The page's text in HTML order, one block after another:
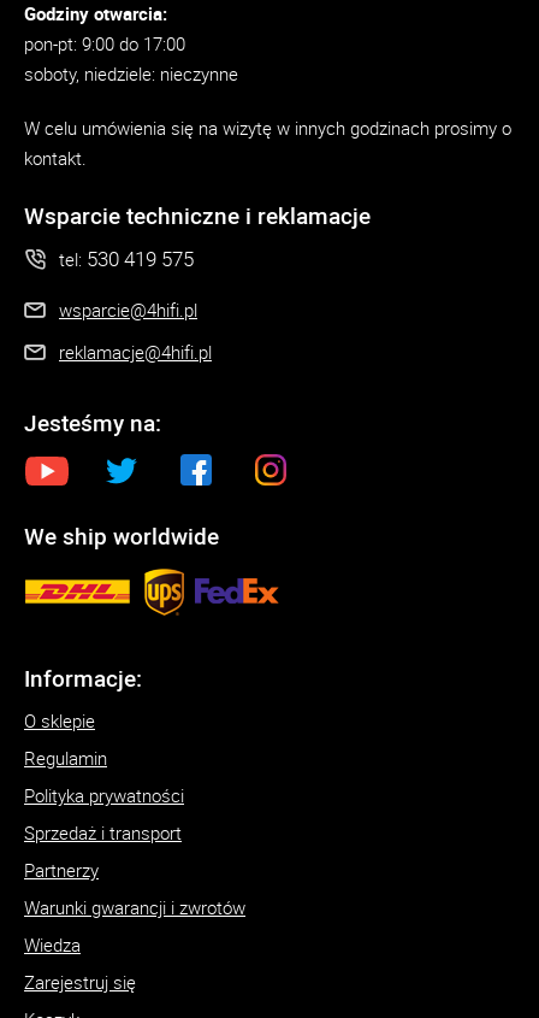
Godziny otwarcia:
pon-pt: 9:00 do 17:00
soboty, niedziele: nieczynne
W celu umówienia się na wizytę w innych godzinach prosimy o
kontakt.
Wsparcie techniczne i reklamacje
tel: 530 419 575
wsparcie@4hifi.pl
reklamacje@4hifi.pl
Jesteśmy na:
We ship worldwide
Informacje:
O sklepie
Regulamin
Polityka prywatności
Sprzedaż i transport
Partnerzy
Warunki gwarancji i zwrotów
Wiedza
Zarejestruj się